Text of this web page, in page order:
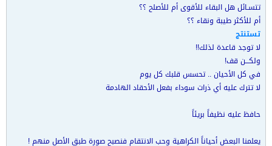
تتسـائل هل البقاء للأقوى أم للأصلح ؟؟
أم للأكثر طيبة ونقاء ؟؟
تستنتج
لا توجد قاعدة لذلك!!
ولكـــن قف!
في كل الأحيان .. تحسس قلبك كل يوم
لا تترك عليه أي ذرات سوداء بفعل الأحقاد الهادمة
حافظ عليه نظيفاً بريئاً
يعلمنا البعض أحياناً الكراهية وحب الانتقام فنصبح صورة طبق الأصل منهم !